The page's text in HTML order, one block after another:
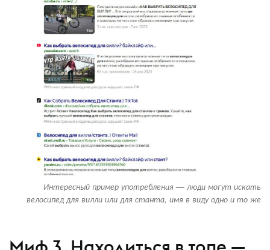
Интересный пример употребления — люди могут искать
велосипед для вилли или для станта, имя в виду одно и то же